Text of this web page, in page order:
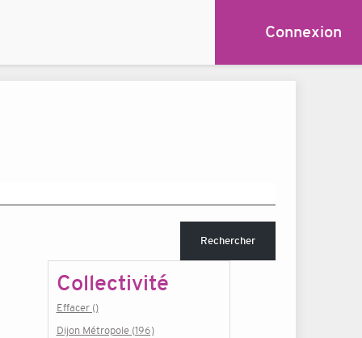
Connexion
Rechercher
Collectivité
Effacer ()
Dijon Métropole (196)